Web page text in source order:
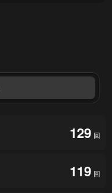
129 回
119 回